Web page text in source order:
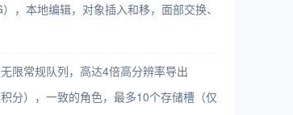
，本地编辑，对象插入和移，面部交换、
限常规队列，高达4倍高分辨率导出
分），一致的角色，最多10个存储槽（仅